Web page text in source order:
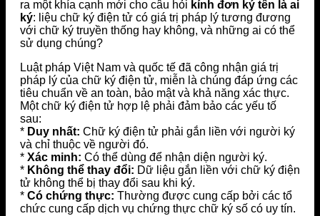
ra một khía cạnh mới cho câu hỏi kính đơn ký tên là ai
ký: liệu chữ ký điện tử có giá trị pháp lý tương đương
với chữ ký truyền thống hay không, và những ai có thể
sử dụng chúng?
Luật pháp Việt Nam và quốc tế đã công nhận giá trị
pháp lý của chữ ký điện tử, miễn là chúng đáp ứng các
tiêu chuẩn về an toàn, bảo mật và khả năng xác thực.
Một chữ ký điện tử hợp lệ phải đảm bảo các yếu tố
sau:
* Duy nhất: Chữ ký điện tử phải gắn liền với người ký
và chỉ thuộc về người đó.
* Xác minh: Có thể dùng để nhận diện người ký.
* Không thể thay đổi: Dữ liệu gắn liền với chữ ký điện
tử không thể bị thay đổi sau khi ký.
* Có chứng thực: Thường được cung cấp bởi các tổ
chức cung cấp dịch vụ chứng thực chữ ký số có uy tín.